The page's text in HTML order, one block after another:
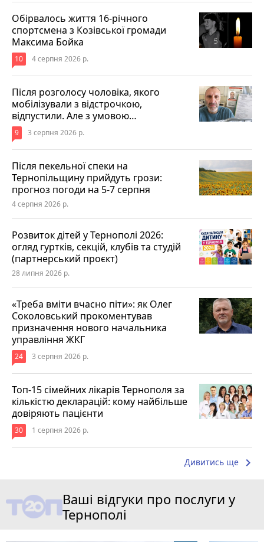
Обірвалось життя 16-річного
спортсмена з Козівської громади
Максима Бойка
10 4 серпня 2026 р.
Після розголосу чоловіка, якого
мобілізували з відстрочкою,
відпустили. Але з умовою…
9 3 серпня 2026 р.
Після пекельної спеки на
Тернопільщину прийдуть грози:
прогноз погоди на 5-7 серпня
4 серпня 2026 р.
Розвиток дітей у Тернополі 2026:
огляд гуртків, секцій, клубів та студій
(партнерський проєкт)
28 липня 2026 р.
«Треба вміти вчасно піти»: як Олег
Соколовський прокоментував
призначення нового начальника
управління ЖКГ
24 3 серпня 2026 р.
Топ-15 сімейних лікарів Тернополя за
кількістю декларацій: кому найбільше
довіряють пацієнти
30 1 серпня 2026 р.
Дивитись ще keyboard_arrow_right
Ваші відгуки про послуги у
Тернополі